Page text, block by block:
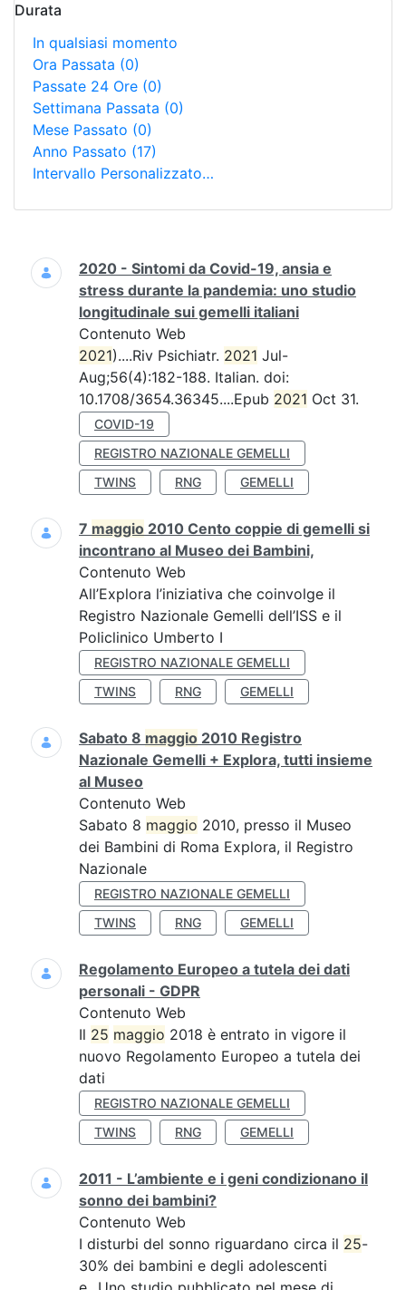
Durata
In qualsiasi momento
Ora Passata (0)
Passate 24 Ore (0)
Settimana Passata (0)
Mese Passato (0)
Anno Passato (17)
Intervallo Personalizzato…
Ricerca
2020 - Sintomi da Covid-19, ansia e
stress durante la pandemia: uno studio
longitudinale sui gemelli italiani
Contenuto Web
2021)....Riv Psichiatr. 2021 Jul-
Aug;56(4):182-188. Italian. doi:
10.1708/3654.36345....Epub 2021 Oct 31.
COVID-19
REGISTRO NAZIONALE GEMELLI
TWINS
RNG GEMELLI
7 maggio 2010 Cento coppie di gemelli si
incontrano al Museo dei Bambini,
Contenuto Web
All’Explora l’iniziativa che coinvolge il
Registro Nazionale Gemelli dell’ISS e il
Policlinico Umberto I
REGISTRO NAZIONALE GEMELLI
TWINS
RNG GEMELLI
Sabato 8 maggio 2010 Registro
Nazionale Gemelli + Explora, tutti insieme
al Museo
Contenuto Web
Sabato 8 maggio 2010, presso il Museo
dei Bambini di Roma Explora, il Registro
Nazionale
REGISTRO NAZIONALE GEMELLI
TWINS
RNG GEMELLI
Regolamento Europeo a tutela dei dati
personali - GDPR
Contenuto Web
Il 25 maggio 2018 è entrato in vigore il
nuovo Regolamento Europeo a tutela dei
dati
REGISTRO NAZIONALE GEMELLI
TWINS
RNG GEMELLI
2011 - L’ambiente e i geni condizionano il
sonno dei bambini?
Contenuto Web
I disturbi del sonno riguardano circa il 25-
30% dei bambini e degli adolescenti